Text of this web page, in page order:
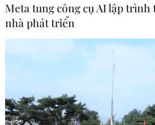
Meta tung công cụ AI lập trình
nhà phát triển